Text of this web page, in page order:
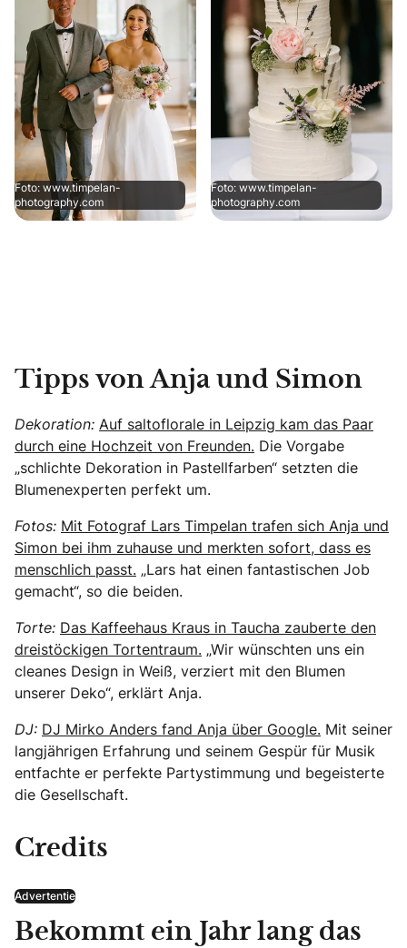
Foto: www.timpelan-
photography.com
Foto: www.timpelan-
photography.com
Tipps von Anja und Simon
Dekoration: Auf saltoflorale in Leipzig kam das Paar
durch eine Hochzeit von Freunden. Die Vorgabe
„schlichte Dekoration in Pastellfarben“ setzten die
Blumenexperten perfekt um.
Fotos: Mit Fotograf Lars Timpelan trafen sich Anja und
Simon bei ihm zuhause und merkten sofort, dass es
menschlich passt. „Lars hat einen fantastischen Job
gemacht“, so die beiden.
Torte: Das Kaffeehaus Kraus in Taucha zauberte den
dreistöckigen Tortentraum. „Wir wünschten uns ein
cleanes Design in Weiß, verziert mit den Blumen
unserer Deko“, erklärt Anja.
DJ: DJ Mirko Anders fand Anja über Google. Mit seiner
langjährigen Erfahrung und seinem Gespür für Musik
entfachte er perfekte Partystimmung und begeisterte
die Gesellschaft.
Credits
Advertentie
Bekommt ein Jahr lang das